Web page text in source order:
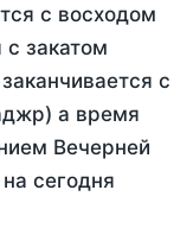
с восходом
с закатом
с
а время
Вечерней
сегодня